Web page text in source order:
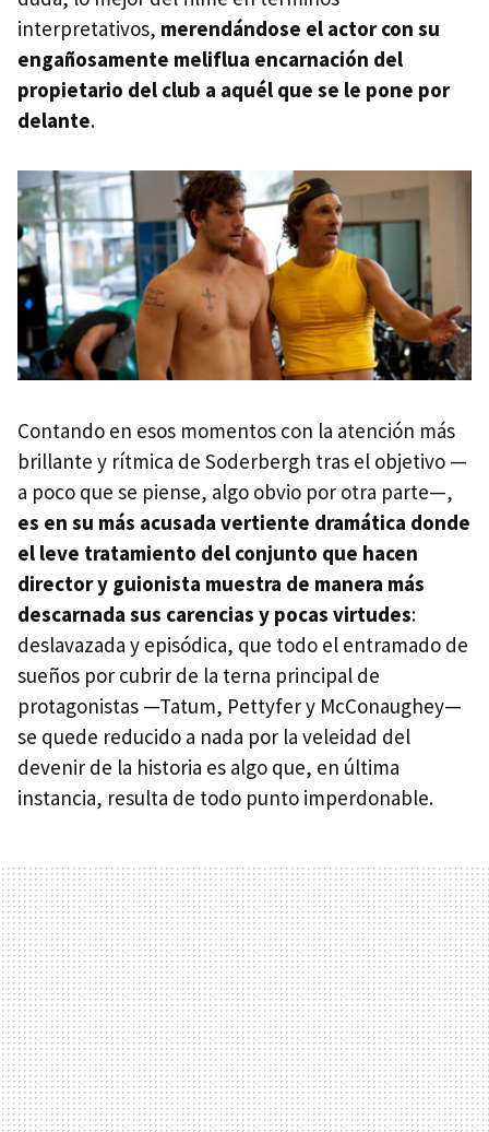
interpretativos, merendándose el actor con su
engañosamente meliflua encarnación del
propietario del club a aquél que se le pone por
delante.
Contando en esos momentos con la atención más
brillante y rítmica de Soderbergh tras el objetivo —
a poco que se piense, algo obvio por otra parte—,
es en su más acusada vertiente dramática donde
el leve tratamiento del conjunto que hacen
director y guionista muestra de manera más
descarnada sus carencias y pocas virtudes:
deslavazada y episódica, que todo el entramado de
sueños por cubrir de la terna principal de
protagonistas —Tatum, Pettyfer y McConaughey—
se quede reducido a nada por la veleidad del
devenir de la historia es algo que, en última
instancia, resulta de todo punto imperdonable.